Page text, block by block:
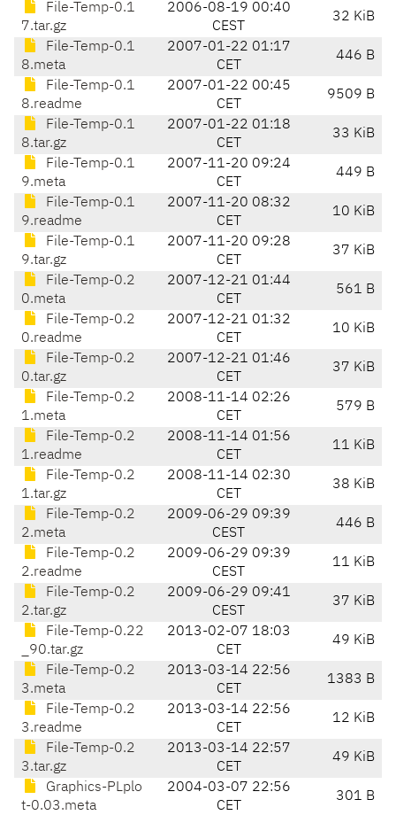
File-Temp-0.1
7.tar.gz
2006-08-19 00:40
CEST
32 KiB
File-Temp-0.1
8.meta
2007-01-22 01:17
CET
446 B
File-Temp-0.1
8.readme
2007-01-22 00:45
CET
9509 B
File-Temp-0.1
8.tar.gz
2007-01-22 01:18
CET
33 KiB
File-Temp-0.1
9.meta
2007-11-20 09:24
CET
449 B
File-Temp-0.1
9.readme
2007-11-20 08:32
CET
10 KiB
File-Temp-0.1
9.tar.gz
2007-11-20 09:28
CET
37 KiB
File-Temp-0.2
0.meta
2007-12-21 01:44
CET
561 B
File-Temp-0.2
0.readme
2007-12-21 01:32
CET
10 KiB
File-Temp-0.2
0.tar.gz
2007-12-21 01:46
CET
37 KiB
File-Temp-0.2
1.meta
2008-11-14 02:26
CET
579 B
File-Temp-0.2
1.readme
2008-11-14 01:56
CET
11 KiB
File-Temp-0.2
1.tar.gz
2008-11-14 02:30
CET
38 KiB
File-Temp-0.2
2.meta
2009-06-29 09:39
CEST
446 B
File-Temp-0.2
2.readme
2009-06-29 09:39
CEST
11 KiB
File-Temp-0.2
2.tar.gz
2009-06-29 09:41
CEST
37 KiB
File-Temp-0.22
_90.tar.gz
2013-02-07 18:03
CET
49 KiB
File-Temp-0.2
3.meta
2013-03-14 22:56
CET
1383 B
File-Temp-0.2
3.readme
2013-03-14 22:56
CET
12 KiB
File-Temp-0.2
3.tar.gz
2013-03-14 22:57
CET
49 KiB
Graphics-PLplo
t-0.03.meta
2004-03-07 22:56
CET
301 B